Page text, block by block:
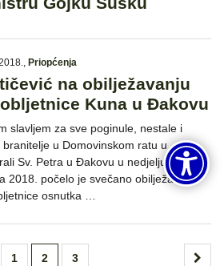
, Priopćenja
na obilježavanju
Kuna u Đakovu
slavljem za sve poginule, nestale i
branitelje u Domovinskom ratu u
Sv. Petra u Đakovu u nedjelju, 29.
2018. počelo je svečano obilježavanje
osnutka …
1 2 3